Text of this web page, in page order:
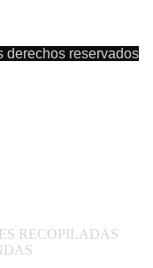
derechos reservados
RECOPILADAS